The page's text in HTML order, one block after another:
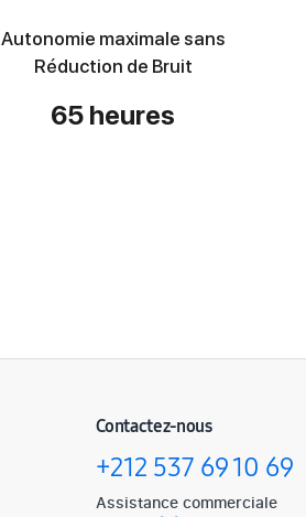
Autonomie maximale sans
Réduction de Bruit
65 heures
Contactez-nous
+212 537 69 10 69
Assistance commerciale